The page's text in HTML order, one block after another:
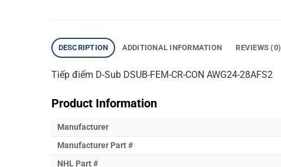
DESCRIPTION ADDITIONAL INFORMATION REVIEWS (0)
Tiếp điểm D-Sub DSUB-FEM-CR-CON AWG24-28AFS2
Product Information
Manufacturer
Manufacturer Part #
NHL Part #